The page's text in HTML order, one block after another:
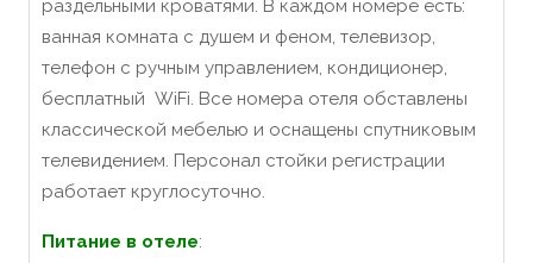
раздельными кроватями. В каждом номере есть:
ванная комната с душем и феном, телевизор,
телефон с ручным управлением, кондиционер,
бесплатный WiFi. Все номера отеля обставлены
классической мебелью и оснащены спутниковым
телевидением. Персонал стойки регистрации
работает круглосуточно.
Питание в отеле: